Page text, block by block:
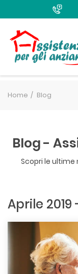
Home Blog
Blog -
Scopri le
Aprile 2019